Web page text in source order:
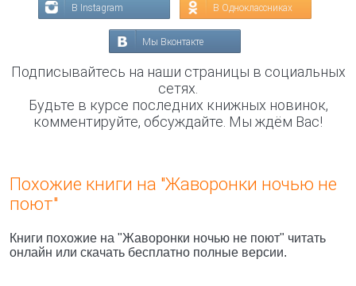
В Instagram В Одноклассниках
Мы Вконтакте
Подписывайтесь на наши страницы в социальных
сетях.
Будьте в курсе последних книжных новинок,
комментируйте, обсуждайте. Мы ждём Вас!
Похожие книги на "Жаворонки ночью не
поют"
Книги похожие на "Жаворонки ночью не поют" читать
онлайн или скачать бесплатно полные версии.